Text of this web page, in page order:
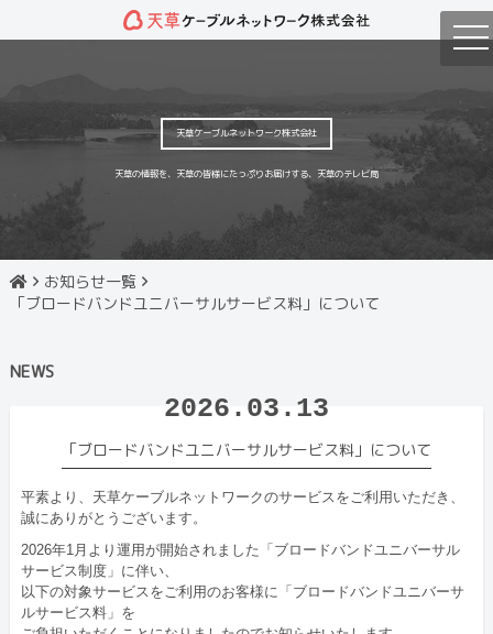
天草ケーブルネットワーク株式会社
天草の情報を、天草の皆様にたっぷりお届けする、天草のテレビ局
お知らせ一覧
「ブロードバンドユニバーサルサービス料」について
NEWS
2026.03.13
「ブロードバンドユニバーサルサービス料」について
平素より、天草ケーブルネットワークのサービスをご利用いただき、
誠にありがとうございます。
2026年1月より運用が開始されました「ブロードバンドユニバーサル
サービス制度」に伴い、
以下の対象サービスをご利用のお客様に「ブロードバンドユニバーサ
ルサービス料」を